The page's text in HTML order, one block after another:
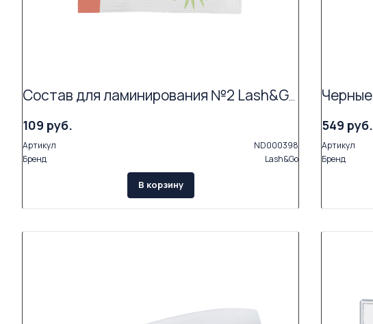
Состав для ламинирования №2 Lash&Go Neutralizing Cream в саше (1,5 мл) АКЦИЯ (Exp.09.26)
109 руб.
Артикул
ND000398
Бренд
Lash&Go
В корзину
549 руб.
Артикул
Бренд